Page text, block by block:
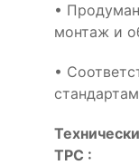
•
монтаж и
•
TPC :